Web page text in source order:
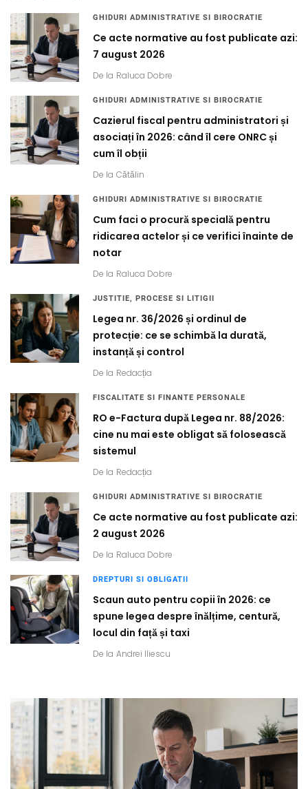
GHIDURI ADMINISTRATIVE SI BIROCRATIE
Ce acte normative au fost publicate azi:
7 august 2026
De la Raluca Dobre
GHIDURI ADMINISTRATIVE SI BIROCRATIE
Cazierul fiscal pentru administratori și
asociați în 2026: când îl cere ONRC și
cum îl obții
De la Cătălin
GHIDURI ADMINISTRATIVE SI BIROCRATIE
Cum faci o procură specială pentru
ridicarea actelor și ce verifici înainte de
notar
De la Raluca Dobre
JUSTITIE, PROCESE SI LITIGII
Legea nr. 36/2026 și ordinul de
protecție: ce se schimbă la durată,
instanță și control
De la Redacția
FISCALITATE SI FINANTE PERSONALE
RO e-Factura după Legea nr. 88/2026:
cine nu mai este obligat să folosească
sistemul
De la Redacția
GHIDURI ADMINISTRATIVE SI BIROCRATIE
Ce acte normative au fost publicate azi:
2 august 2026
De la Raluca Dobre
DREPTURI SI OBLIGATII
Scaun auto pentru copii în 2026: ce
spune legea despre înălțime, centură,
locul din față și taxi
De la Andrei Iliescu